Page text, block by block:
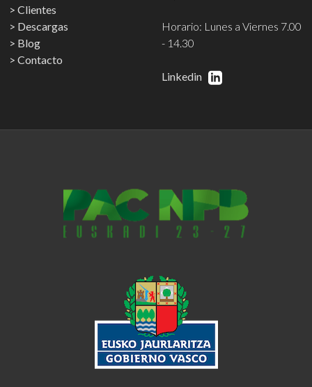
Clientes
Descargas
Blog
Contacto
Horario: Lunes a Viernes 7.00
- 14.30
Linkedin